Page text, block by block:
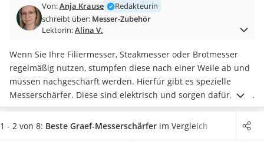
Spülmaschinentabs
Akku-Staubsauger
AEG-Waschmaschine
Saug-Wisch-Roboter
Handstaubsauger
Milchaufschäumer
Kondenstrockner
Reiskocher
Von:Anja Krause
Redakteurin
schreibt über: Messer-Zubehör
Lektorin:Alina V.
Wenn Sie Ihre Filiermesser, Steakmesser oder Brotmesser
regelmäßig nutzen, stumpfen diese nach einer Weile ab und
müssen nachgeschärft werden. Hierfür gibt es spezielle
Messerschärfer. Diese sind elektrisch und sorgen dafür, dass
IhrKochmesserwieder geschmeidig durch die Lebensmittel
gleitet.Besonders gut in der Handhabung sind Graef-
1 - 2 von 8: Beste Graef-Messerschärfer im Vergleich